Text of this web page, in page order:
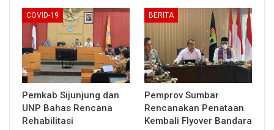
COVID-19
Pemkab Sijunjung dan
UNP Bahas Rencana
Rehabilitasi
BERITA
Pemprov Sumbar
Rencanakan Penataan
Kembali Flyover Bandara